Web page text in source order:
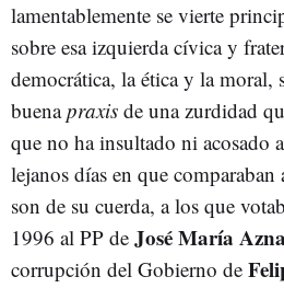
lamentablemente se vierte
sobre esa izquierda cívica y
democrática, la ética y la moral,
buenapraxis de una zurdidad
que no ha insultado ni acosado
lejanos días en que
son de su cuerda, a los que
1996 al PP de José María
corrupción del Gobierno de